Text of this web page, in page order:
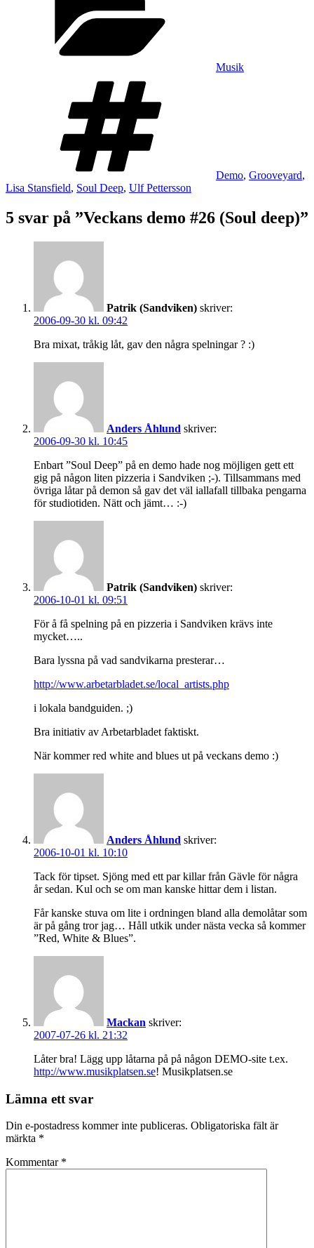
Musik
Demo, Grooveyard,
Lisa Stansfield, Soul Deep, Ulf Pettersson
5 svar på ”Veckans demo #26 (Soul deep)”
Patrik (Sandviken) skriver:
2006-09-30 kl. 09:42
Bra mixat, tråkig låt, gav den några spelningar ? :)
Anders Åhlund skriver:
2006-09-30 kl. 10:45
Enbart ”Soul Deep” på en demo hade nog möjligen gett ett
gig på någon liten pizzeria i Sandviken ;-). Tillsammans med
övriga låtar på demon så gav det väl iallafall tillbaka pengarna
för studiotiden. Nätt och jämt… :-)
Patrik (Sandviken) skriver:
2006-10-01 kl. 09:51
För å få spelning på en pizzeria i Sandviken krävs inte
mycket…..
Bara lyssna på vad sandvikarna presterar…
http://www.arbetarbladet.se/local_artists.php
i lokala bandguiden. ;)
Bra initiativ av Arbetarbladet faktiskt.
När kommer red white and blues ut på veckans demo :)
Anders Åhlund skriver:
2006-10-01 kl. 10:10
Tack för tipset. Sjöng med ett par killar från Gävle för några
år sedan. Kul och se om man kanske hittar dem i listan.
Får kanske stuva om lite i ordningen bland alla demolåtar som
är på gång tror jag… Håll utkik under nästa vecka så kommer
”Red, White & Blues”.
Mackan skriver:
2007-07-26 kl. 21:32
Låter bra! Lägg upp låtarna på på någon DEMO-site t.ex.
http://www.musikplatsen.se! Musikplatsen.se
Lämna ett svar
Din e-postadress kommer inte publiceras. Obligatoriska fält är
märkta *
Kommentar *